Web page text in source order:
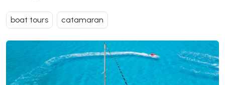
boat tours catamaran